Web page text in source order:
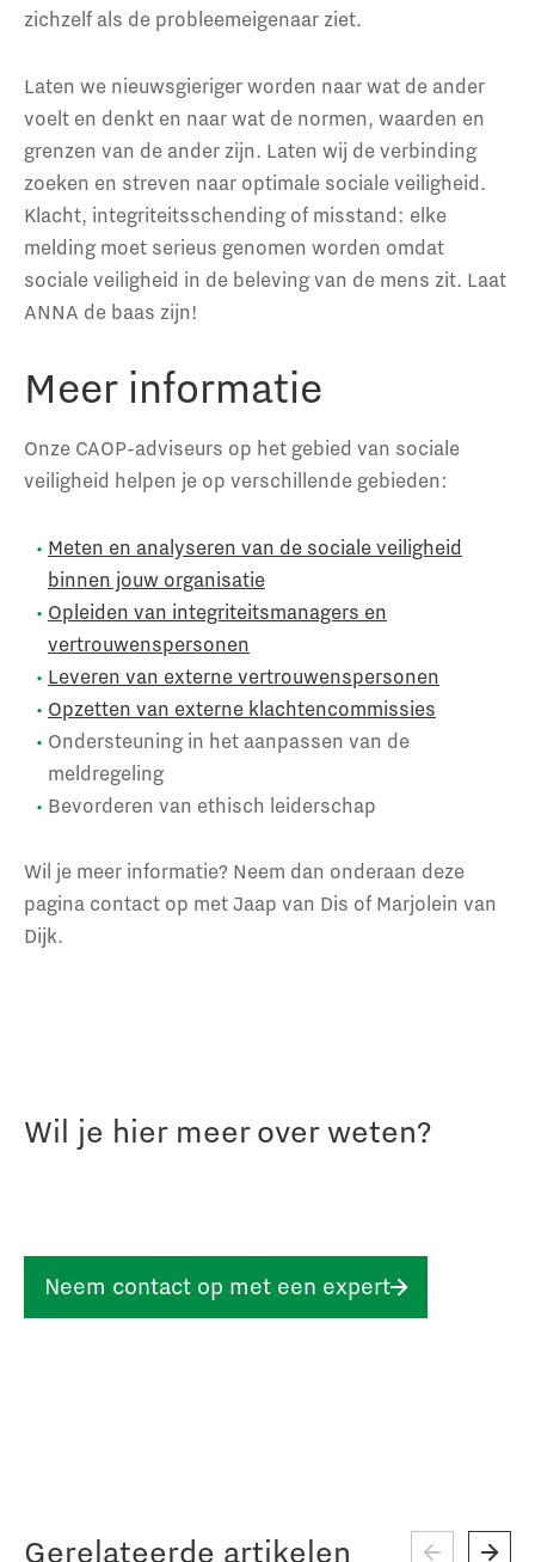
zichzelf als de probleemeigenaar ziet.
Laten we nieuwsgieriger worden naar wat de ander
voelt en denkt en naar wat de normen, waarden en
grenzen van de ander zijn. Laten wij de verbinding
zoeken en streven naar optimale sociale veiligheid.
Klacht, integriteitsschending of misstand: elke
melding moet serieus genomen worden omdat
sociale veiligheid in de beleving van de mens zit. Laat
ANNA de baas zijn!
Meer informatie
Onze CAOP-adviseurs op het gebied van sociale
veiligheid helpen je op verschillende gebieden:
Meten en analyseren van de sociale veiligheid
binnen jouw organisatie
Opleiden van integriteitsmanagers en
vertrouwenspersonen
Leveren van externe vertrouwenspersonen
Opzetten van externe klachtencommissies
Ondersteuning in het aanpassen van de
meldregeling
Bevorderen van ethisch leiderschap
Wil je meer informatie? Neem dan onderaan deze
pagina contact op met Jaap van Dis of Marjolein van
Dijk.
Wil je hier meer over weten?
Neem contact op met een expert
Gerelateerde artikelen